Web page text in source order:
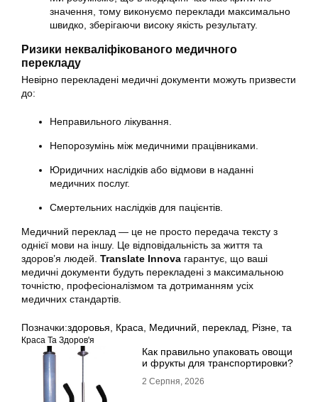
значення, тому виконуємо переклади максимально
швидко, зберігаючи високу якість результату.
Ризики некваліфікованого медичного
перекладу
Невірно перекладені медичні документи можуть призвести
до:
Неправильного лікування.
Непорозумінь між медичними працівниками.
Юридичних наслідків або відмови в наданні
медичних послуг.
Смертельних наслідків для пацієнтів.
Медичний переклад — це не просто передача тексту з
однієї мови на іншу. Це відповідальність за життя та
здоров’я людей. Translate Innova гарантує, що ваші
медичні документи будуть перекладені з максимальною
точністю, професіоналізмом та дотриманням усіх
медичних стандартів.
Позначки:здоровья Краса Медичний переклад Різне та
Краса Та Здоров'я
Как правильно упаковать овощи
и фрукты для транспортировки?
2 Серпня, 2026